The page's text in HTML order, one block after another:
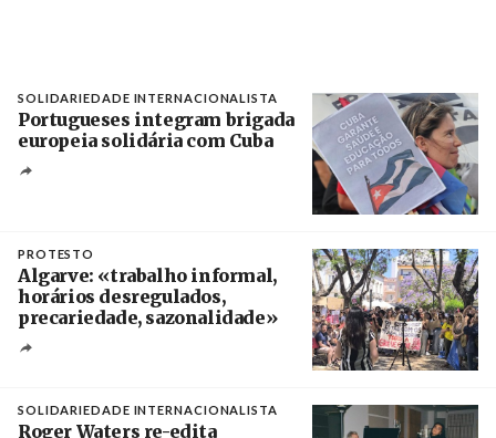
SOLIDARIEDADE INTERNACIONALISTA
Portugueses integram brigada
europeia solidária com Cuba
PROTESTO
Algarve: «trabalho informal,
horários desregulados,
precariedade, sazonalidade»
SOLIDARIEDADE INTERNACIONALISTA
Roger Waters re-edita